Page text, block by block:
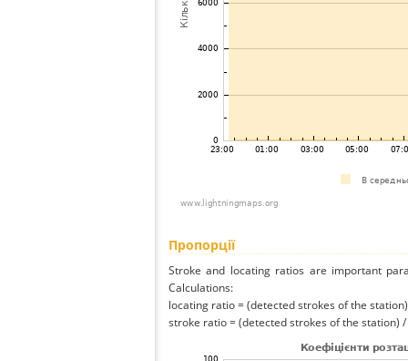
Пропорції
Stroke and locating ratios are important
Calculations:
locating ratio = (detected strokes of the
stroke ratio = (detected strokes of the station)